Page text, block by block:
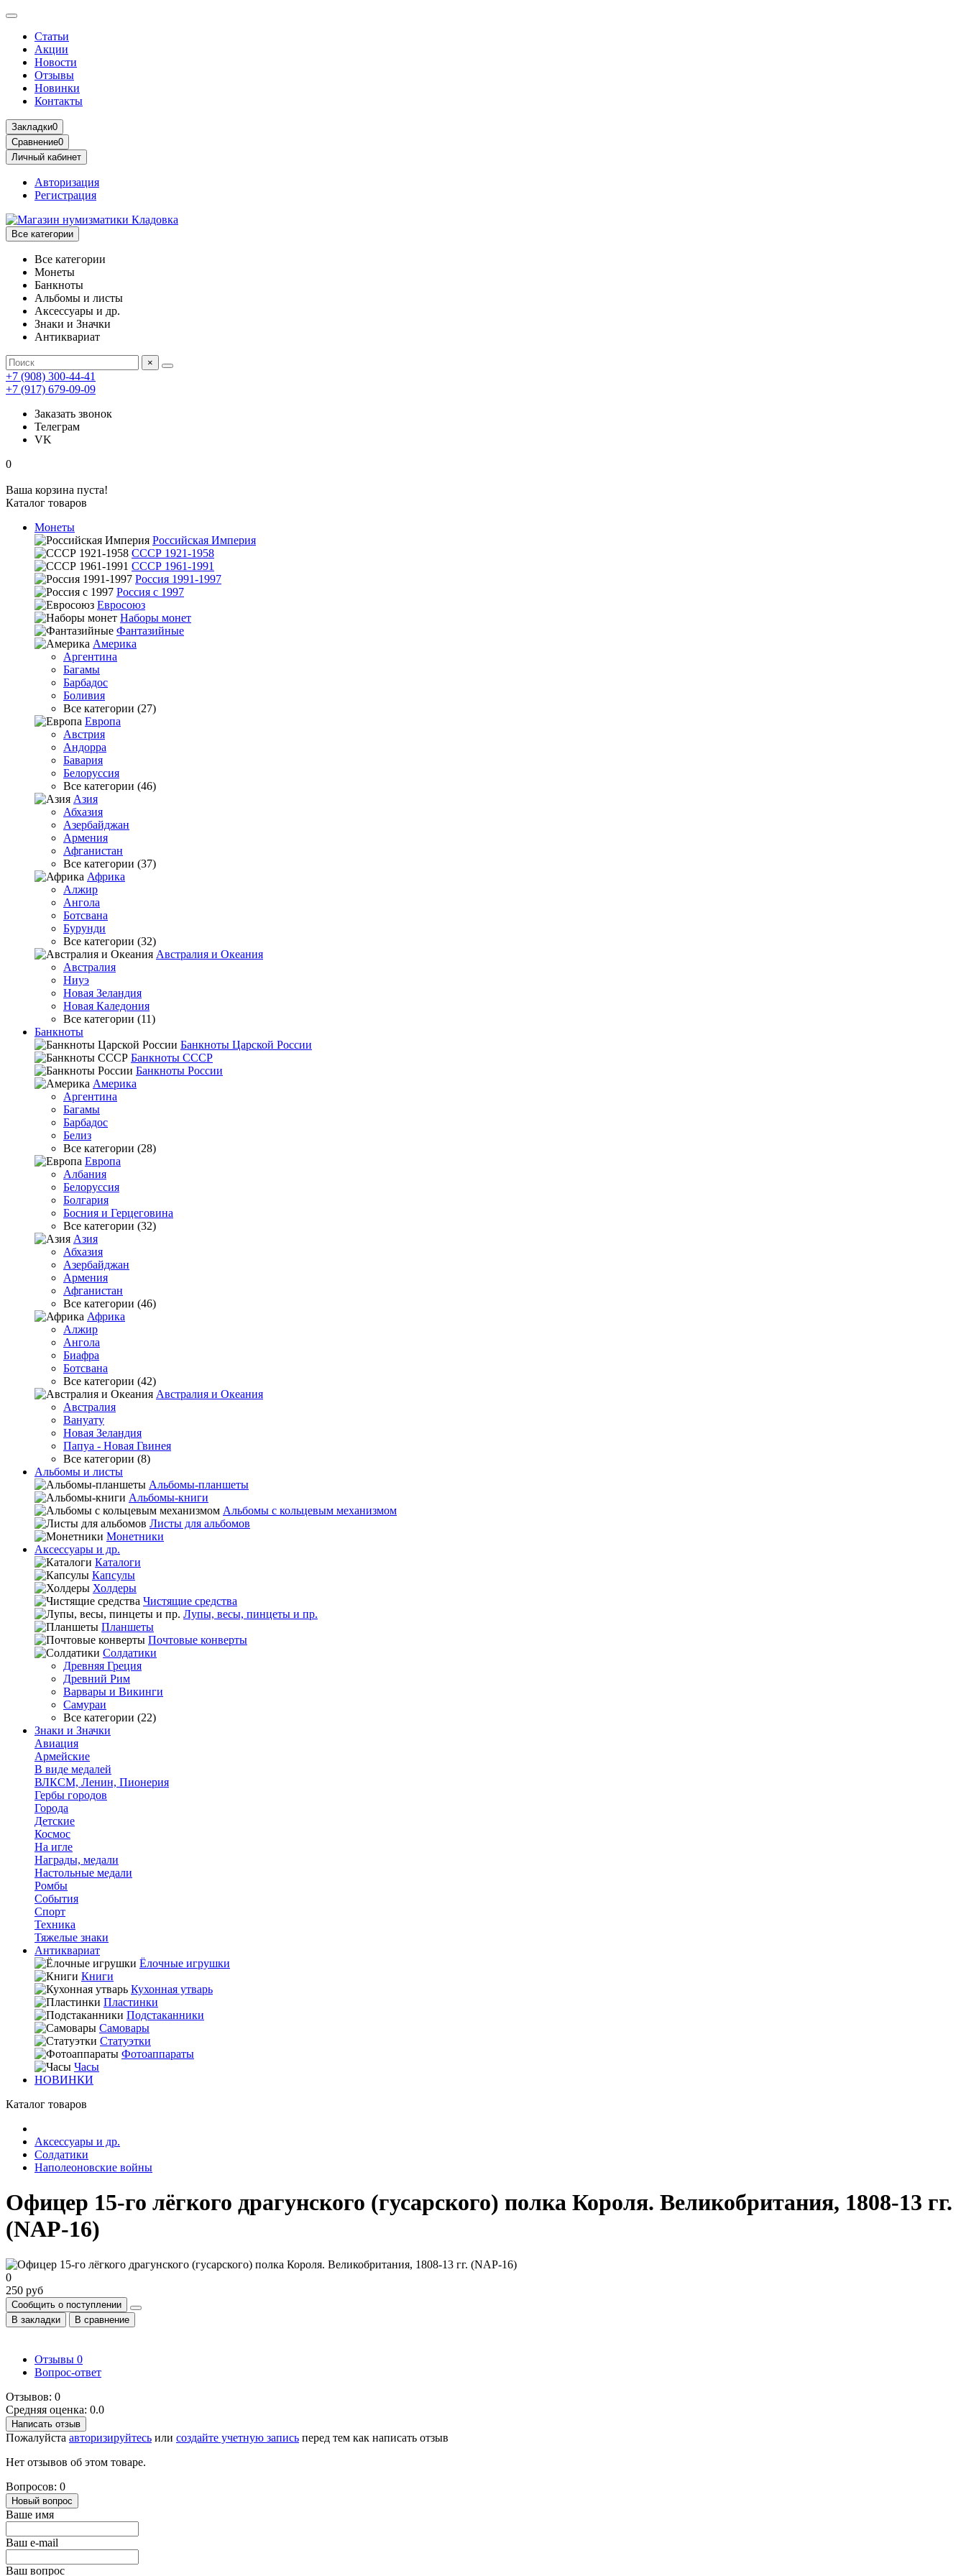
Статьи
Акции
Новости
Отзывы
Новинки
Контакты
Закладки0
Сравнение0
Личный кабинет
Авторизация
Регистрация
Все категории
Все категории
Монеты
Банкноты
Альбомы и листы
Аксессуары и др.
Знаки и Значки
Антиквариат
×
+7 (908) 300-44-41
+7 (917) 679-09-09
Заказать звонок
Телеграм
VK
0
Ваша корзина пуста!
Каталог товаров
Монеты
Российская Империя
СССР 1921-1958
СССР 1961-1991
Россия 1991-1997
Россия с 1997
Евросоюз
Наборы монет
Фантазийные
Америка
Аргентина
Багамы
Барбадос
Боливия
Все категории (27)
Европа
Австрия
Андорра
Бавария
Белоруссия
Все категории (46)
Азия
Абхазия
Азербайджан
Армения
Афганистан
Все категории (37)
Африка
Алжир
Ангола
Ботсвана
Бурунди
Все категории (32)
Австралия и Океания
Австралия
Ниуэ
Новая Зеландия
Новая Каледония
Все категории (11)
Банкноты
Банкноты Царской России
Банкноты СССР
Банкноты России
Америка
Аргентина
Багамы
Барбадос
Белиз
Все категории (28)
Европа
Албания
Белоруссия
Болгария
Босния и Герцеговина
Все категории (32)
Азия
Абхазия
Азербайджан
Армения
Афганистан
Все категории (46)
Африка
Алжир
Ангола
Биафра
Ботсвана
Все категории (42)
Австралия и Океания
Австралия
Вануату
Новая Зеландия
Папуа - Новая Гвинея
Все категории (8)
Альбомы и листы
Альбомы-планшеты
Альбомы-книги
Альбомы с кольцевым механизмом
Листы для альбомов
Монетники
Аксессуары и др.
Каталоги
Капсулы
Холдеры
Чистящие средства
Лупы, весы, пинцеты и пр.
Планшеты
Почтовые конверты
Солдатики
Древняя Греция
Древний Рим
Варвары и Викинги
Самураи
Все категории (22)
Знаки и Значки
Авиация
Армейские
В виде медалей
ВЛКСМ, Ленин, Пионерия
Гербы городов
Города
Детские
Космос
На игле
Награды, медали
Настольные медали
Ромбы
События
Спорт
Техника
Тяжелые знаки
Антиквариат
Ёлочные игрушки
Книги
Кухонная утварь
Пластинки
Подстаканники
Самовары
Статуэтки
Фотоаппараты
Часы
НОВИНКИ
Каталог товаров
Аксессуары и др.
Солдатики
Наполеоновские войны
Офицер 15-го лёгкого драгунского (гусарского) полка Короля. Великобритания, 1808-13 гг.
(NAP-16)
0
250 руб
Сообщить о поступлении
В закладки
В сравнение
Отзывы 0
Вопрос-ответ
Отзывов: 0
Средняя оценка: 0.0
Написать отзыв
Пожалуйста авторизируйтесь или создайте учетную запись перед тем как написать отзыв
Нет отзывов об этом товаре.
Вопросов: 0
Новый вопрос
Ваше имя
Ваш e-mail
Ваш вопрос